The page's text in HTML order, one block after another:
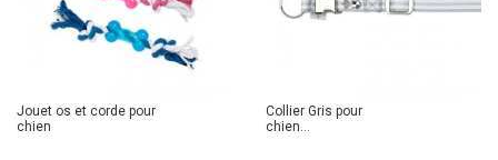
Jouet os et corde pour
chien
Collier Gris pour
chien...